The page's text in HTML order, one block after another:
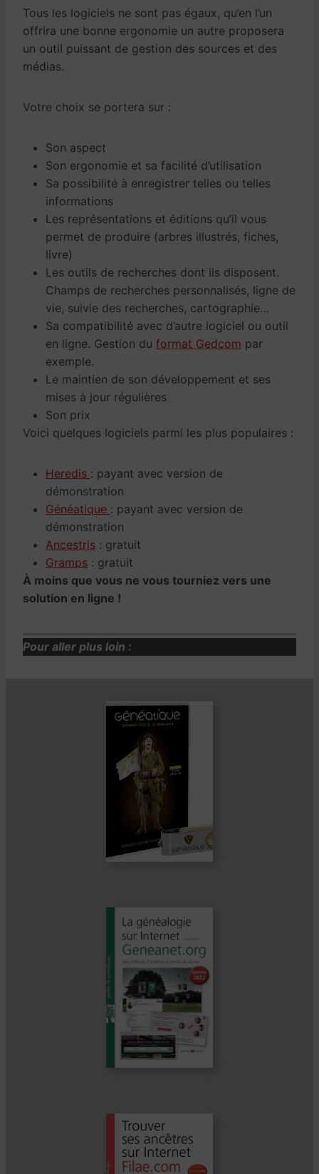
Tous les logiciels ne sont pas égaux, qu’en l’un
offrira une bonne ergonomie un autre proposera
un outil puissant de gestion des sources et des
médias.
Votre choix se portera sur :
Son aspect
Son ergonomie et sa facilité d’utilisation
Sa possibilité à enregistrer telles ou telles
informations
Les représentations et éditions qu’il vous
permet de produire (arbres illustrés, fiches,
livre)
Les outils de recherches dont ils disposent.
Champs de recherches personnalisés, ligne de
vie, suivie des recherches, cartographie…
Sa compatibilité avec d’autre logiciel ou outil
en ligne. Gestion du format Gedcom par
exemple.
Le maintien de son développement et ses
mises à jour régulières
Son prix
Voici quelques logiciels parmi les plus populaires :
Heredis : payant avec version de
démonstration
Généatique : payant avec version de
démonstration
Ancestris : gratuit
Gramps : gratuit
À moins que vous ne vous tourniez vers une
solution en ligne !
Pour aller plus loin :